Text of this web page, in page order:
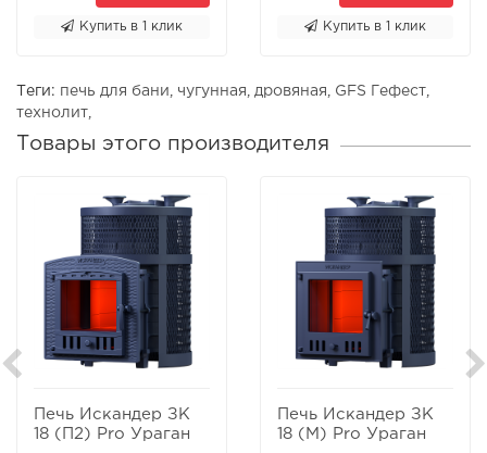
Купить в 1 клик Купить в 1 клик
Теги: печь для бани чугунная дровяная GFS Гефест
технолит
Товары этого производителя
Печь Искандер ЗК
18 (П2) Pro Ураган
Печь Искандер ЗК
18 (M) Pro Ураган